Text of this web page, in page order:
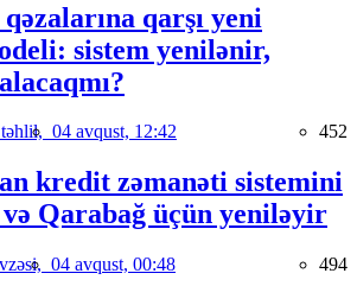
qarşı yeni
sistem yenilənir,
04 avqust, 12:42 452
kredit zəmanəti sistemini
Qarabağ üçün yeniləyir
04 avqust, 00:48 494